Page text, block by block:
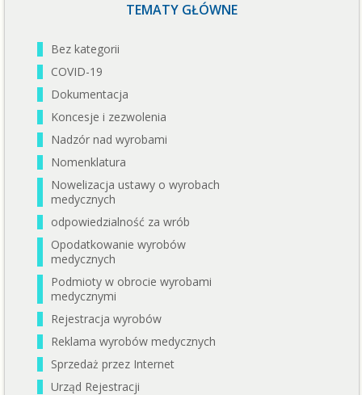
TEMATY GŁÓWNE
Bez kategorii
COVID-19
Dokumentacja
Koncesje i zezwolenia
Nadzór nad wyrobami
Nomenklatura
Nowelizacja ustawy o wyrobach
medycznych
odpowiedzialność za wrób
Opodatkowanie wyrobów
medycznych
Podmioty w obrocie wyrobami
medycznymi
Rejestracja wyrobów
Reklama wyrobów medycznych
Sprzedaż przez Internet
Urząd Rejestracji